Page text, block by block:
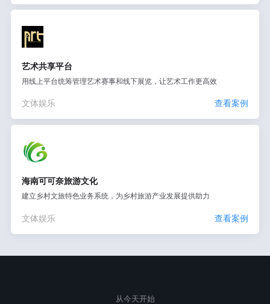
艺术共享平台
用线上平台统筹管理艺术赛事和线下展览，让艺术工作更高效
文体娱乐 查看案例
海南可可奈旅游文化
建立乡村文旅特色业务系统，为乡村旅游产业发展提供助力
文体娱乐 查看案例
从今天开始